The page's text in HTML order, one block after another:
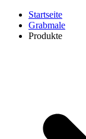
Startseite
Grabmale
Produkte